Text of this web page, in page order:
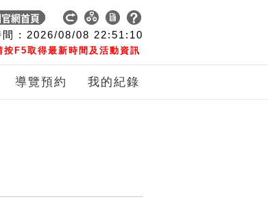
間 : 2026/08/08 22:51:11
F5取得最新時間及活動資訊
導覽預約 我的紀錄